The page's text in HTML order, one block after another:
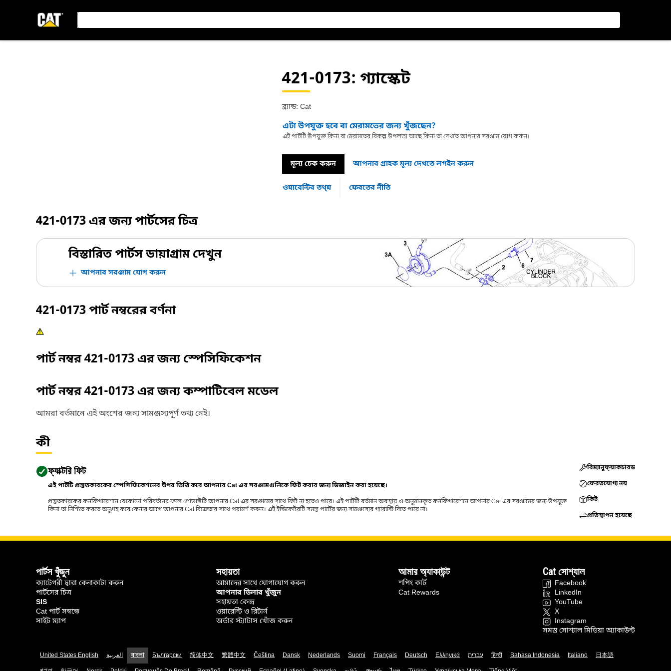
421-0173: গ্যাস্কেট
ব্র্যান্ড: Cat
এটা উপযুক্ত হবে বা মেরামতের জন্য খুঁজছেন?
এই পার্টটি উপযুক্ত কিনা বা মেরামতের বিকল্প উপলভ্য আছে কিনা তা দেখতে আপনার সরঞ্জাম যোগ করুন।
মূল্য চেক করুন আপনার গ্রাহক মূল্য দেখতে লগইন করুন
ওয়ারেন্টির তথ্য় ফেরতের নীতি
421-0173এর জন্য পার্টসের চিত্র
বিস্তারিত পার্টস ডায়াগ্রাম দেখুন
আপনার সরঞ্জাম যোগ করুন
421-0173পার্ট নম্বরের বর্ণনা
পার্ট নম্বর421-0173এর জন্য স্পেসিফিকেশন
পার্ট নম্বর421-0173এর জন্য কম্পাটিবেল মডেল
আমরা বর্তমানে এই অংশের জন্য সামঞ্জস্যপূর্ণ তথ্য নেই।
কী
ফ্যাক্টরি ফিট
এই পার্টটি প্রস্তুতকারকের স্পেসিফিকেশনের উপর ভিত্তি করে আপনার Cat এর সরঞ্জামগুলিকে ফিট করার জন্য ডিজাইন করা হয়েছে।
প্রস্তুতকারকের কনফিগারেশনে যেকোনো পরিবর্তনের ফলে প্রোডাক্টটি আপনার Cat এর সরঞ্জামের সাথে ফিট না হতেও পারে। এই পার্টটি বর্তমান অবস্থায় ও অনুমানকৃত কনফিগারেশনে আপনার Cat এর সরঞ্জামের জন্য উপযুক্ত
কিনা তা নিশ্চিত করতে অনুগ্রহ করে কেনার আগে আপনার Cat বিক্রেতার সাথে পরামর্শ করুন। এই ইন্ডিকেটরটি সমস্ত পার্টের জন্য সামঞ্জস্যের গ্যারান্টি দিতে পারে না।
রিম্যানুফ্য়াকচারড
ফেরতযোগ্য নয়
কিট
প্রতিস্থাপন হয়েছে
পার্টস খুঁজুন
ক্যাটেগরী দ্বারা কেনাকাটা করুন
পার্টসের চিত্র
SIS
Cat পার্ট সম্বন্ধে
সাইট ম্যাপ
সহায়তা
আমাদের সাথে যোগাযোগ করুন
আপনার ডিলার খুঁজুন
সহায়তা কেন্দ্র
ওয়ারেন্টি ও রিটার্ন
অর্ডার স্ট্যাটাস খোঁজ করুন
আমার অ্যাকাউন্ট
শপিং কার্ট
Cat Rewards
Cat সোশ্যাল
Facebook
LinkedIn
YouTube
X
Instagram
সমস্ত সোশ্যাল মিডিয়া অ্যাকাউন্ট
United States English العربية বাংলা Български 简体中文 繁體中文 Čeština Dansk Nederlands Suomi Français Deutsch Ελληνικά עברית हिन्दी Bahasa Indonesia Italiano
日本語